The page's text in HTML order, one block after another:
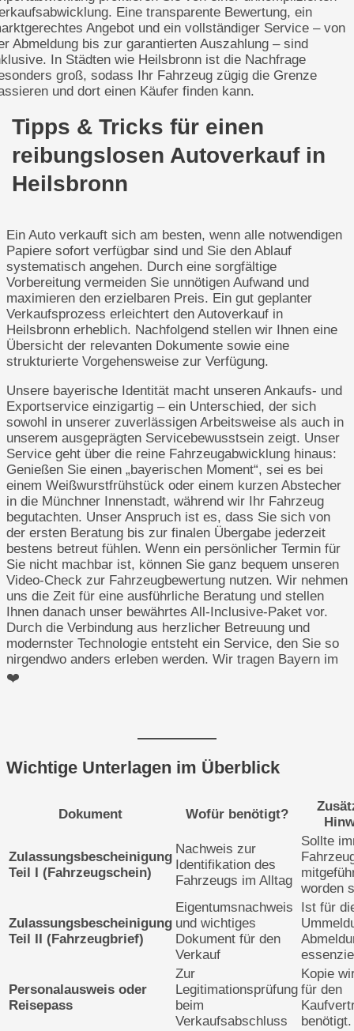
Eine transparente Bewertung, ein
Angebot und ein vollständiger Service – von
Abmeldung bis zur garantierten Auszahlung – sind
In Städten wie Heilsbronn ist die Nachfrage
groß, sodass Ihr Fahrzeug zügig die Grenze
und dort einen Käufer finden kann.
Tipps & Tricks für einen
reibungslosen Autoverkauf in
Heilsbronn
Ein Auto verkauft sich am besten, wenn alle notwendigen
Papiere sofort verfügbar sind und Sie den Ablauf
systematisch angehen. Durch eine sorgfältige
Vorbereitung vermeiden Sie unnötigen Aufwand und
maximieren den erzielbaren Preis. Ein gut geplanter
Verkaufsprozess erleichtert den Autoverkauf in
Heilsbronn erheblich. Nachfolgend stellen wir Ihnen eine
Übersicht der relevanten Dokumente sowie eine
strukturierte Vorgehensweise zur Verfügung.
Unsere bayerische Identität macht unseren Ankaufs- und
Exportservice einzigartig – ein Unterschied, der sich
sowohl in unserer zuverlässigen Arbeitsweise als auch in
unserem ausgeprägten Servicebewusstsein zeigt. Unser
Service geht über die reine Fahrzeugabwicklung hinaus:
Genießen Sie einen „bayerischen Moment“, sei es bei
einem Weißwurstfrühstück oder einem kurzen Abstecher
in die Münchner Innenstadt, während wir Ihr Fahrzeug
begutachten. Unser Anspruch ist es, dass Sie sich von
der ersten Beratung bis zur finalen Übergabe jederzeit
bestens betreut fühlen. Wenn ein persönlicher Termin für
Sie nicht machbar ist, können Sie ganz bequem unseren
Video-Check zur Fahrzeugbewertung nutzen. Wir nehmen
uns die Zeit für eine ausführliche Beratung und stellen
Ihnen danach unser bewährtes All-Inclusive-Paket vor.
Durch die Verbindung aus herzlicher Betreuung und
modernster Technologie entsteht ein Service, den Sie so
nirgendwo anders erleben werden. Wir tragen Bayern im
❤️
Wichtige Unterlagen im Überblick
Dokument Wofür benötigt?
Zulassungsbescheinigung
Teil I (Fahrzeugschein)
Nachweis zur
Identifikation des
Fahrzeugs im Alltag
Sollte
worden
Zulassungsbescheinigung
Teil II (Fahrzeugbrief)
Eigentumsnachweis
und wichtiges
Dokument für den
Verkauf
Ist für
Personalausweis oder
Reisepass
Zur
Legitimationsprüfung
beim
Verkaufsabschluss
Kopie
für den
benötigt.